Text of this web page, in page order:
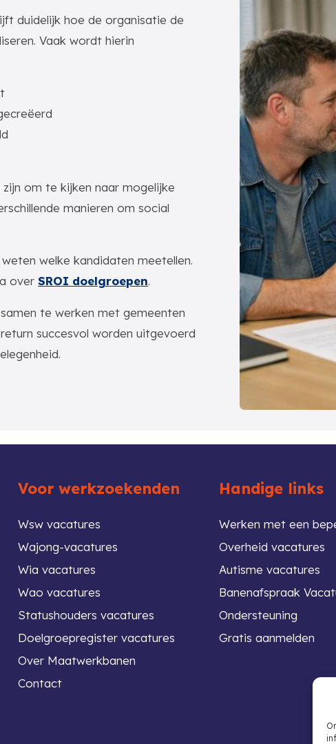
duidelijk hoe de organisatie de
Vaak wordt hierin
om te kijken naar mogelijke
manieren om social
welke kandidaten meetellen.
over SROI doelgroepen.
te werken met gemeenten
succesvol worden uitgevoerd
Voor werkzoekenden
Wsw vacatures
Wajong-vacatures
Wia vacatures
Wao vacatures
Statushouders vacatures
Doelgroepregister vacatures
Over Maatwerkbanen
Contact
Handige links
Werken met een
Overheid vacatures
Autisme vacatures
Banenafspraak
Ondersteuning
Gratis aanmelden